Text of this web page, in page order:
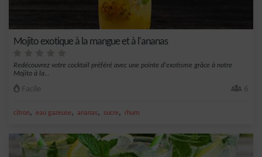
Mojito exotique à la mangue et à l'ananas
Redécouvrez votre cocktail préféré avec une pointe d'exotisme grâce à notre
Mojito à la...
Facile 6
citron, eau gazeuse, ananas, sucre, rhum